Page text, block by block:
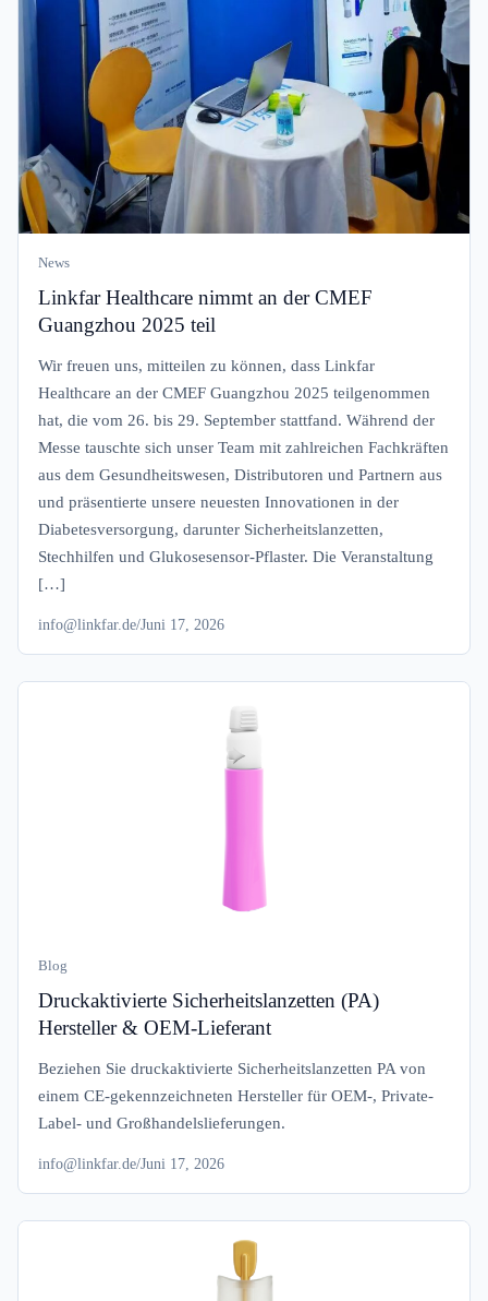
News
Linkfar Healthcare nimmt an der CMEF
Guangzhou 2025 teil
Wir freuen uns, mitteilen zu können, dass Linkfar
Healthcare an der CMEF Guangzhou 2025 teilgenommen
hat, die vom 26. bis 29. September stattfand. Während der
Messe tauschte sich unser Team mit zahlreichen Fachkräften
aus dem Gesundheitswesen, Distributoren und Partnern aus
und präsentierte unsere neuesten Innovationen in der
Diabetesversorgung, darunter Sicherheitslanzetten,
Stechhilfen und Glukosesensor-Pflaster. Die Veranstaltung
[…]
info@linkfar.de/Juni 17, 2026
Blog
Druckaktivierte Sicherheitslanzetten (PA)
Hersteller & OEM-Lieferant
Beziehen Sie druckaktivierte Sicherheitslanzetten PA von
einem CE-gekennzeichneten Hersteller für OEM-, Private-
Label- und Großhandelslieferungen.
info@linkfar.de/Juni 17, 2026